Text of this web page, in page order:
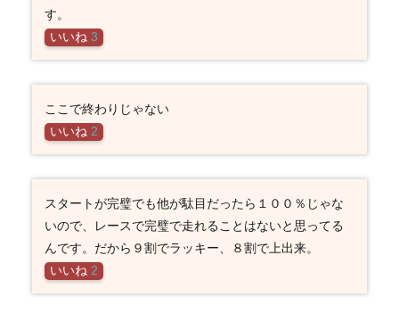
す。
いいね 3
ここで終わりじゃない
いいね 2
スタートが完璧でも他が駄目だったら１００％じゃな
いので、レースで完璧で走れることはないと思ってる
んです。だから９割でラッキー、８割で上出来。
いいね 2